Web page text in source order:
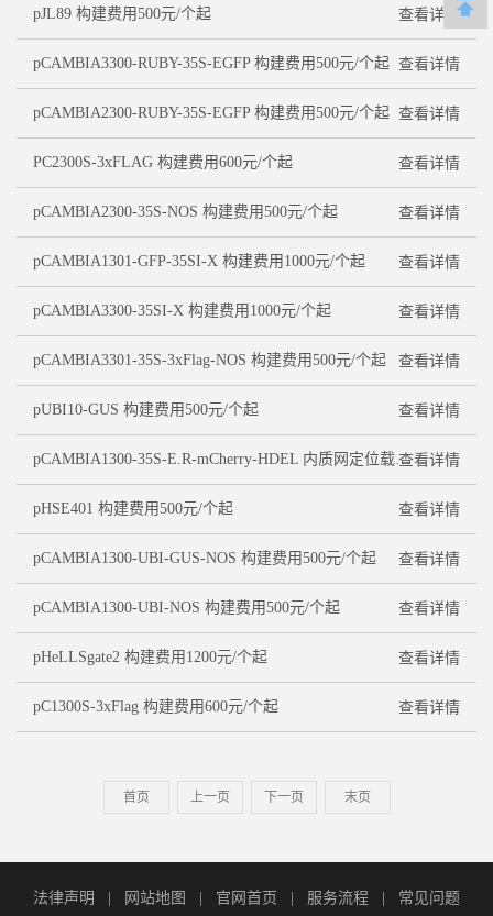
pJL89 构建费用500元/个起 查看详情
pCAMBIA3300-RUBY-35S-EGFP 构建费用500元/个起 查看详情
pCAMBIA2300-RUBY-35S-EGFP 构建费用500元/个起 查看详情
PC2300S-3xFLAG 构建费用600元/个起 查看详情
pCAMBIA2300-35S-NOS 构建费用500元/个起 查看详情
pCAMBIA1301-GFP-35SI-X 构建费用1000元/个起 查看详情
pCAMBIA3300-35SI-X 构建费用1000元/个起 查看详情
pCAMBIA3301-35S-3xFlag-NOS 构建费用500元/个起 查看详情
pUBI10-GUS 构建费用500元/个起 查看详情
pCAMBIA1300-35S-E.R-mCherry-HDEL 内质网定位载体对照质粒500元/个
查看详情
pHSE401 构建费用500元/个起 查看详情
pCAMBIA1300-UBI-GUS-NOS 构建费用500元/个起 查看详情
pCAMBIA1300-UBI-NOS 构建费用500元/个起 查看详情
pHeLLSgate2 构建费用1200元/个起 查看详情
pC1300S-3xFlag 构建费用600元/个起 查看详情
首页 上一页 下一页 末页
法律声明 网站地图 官网首页 服务流程 常见问题